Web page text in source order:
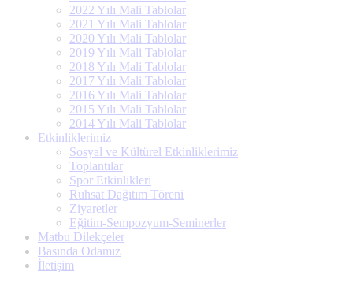
2022 Yılı Mali Tablolar
2021 Yılı Mali Tablolar
2020 Yılı Mali Tablolar
2019 Yılı Mali Tablolar
2018 Yılı Mali Tablolar
2017 Yılı Mali Tablolar
2016 Yılı Mali Tablolar
2015 Yılı Mali Tablolar
2014 Yılı Mali Tablolar
Etkinliklerimiz
Sosyal ve Kültürel Etkinliklerimiz
Toplantılar
Spor Etkinlikleri
Ruhsat Dağıtım Töreni
Ziyaretler
Eğitim-Sempozyum-Seminerler
Matbu Dilekçeler
Basında Odamız
İletişim